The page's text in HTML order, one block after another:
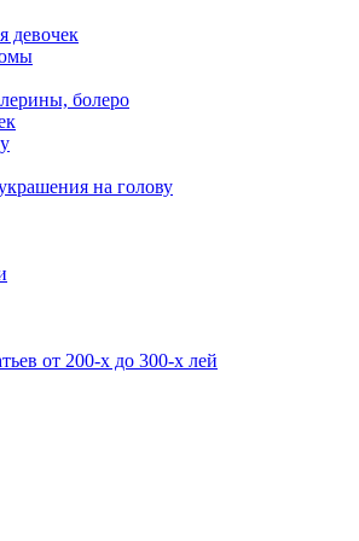
девочек
болеро
на голову
от 200-х до 300-х лей